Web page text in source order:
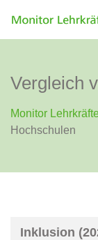
Vergleich
Monitor
Hochschulen
Inklusion